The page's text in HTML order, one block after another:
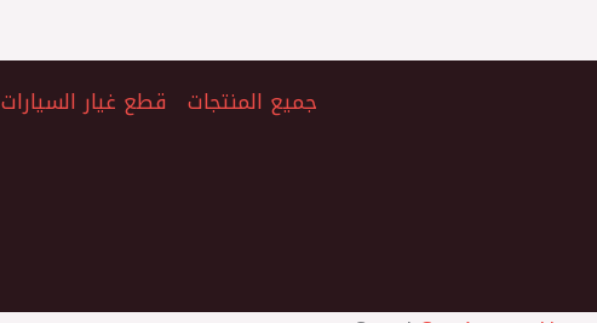
جميع المنتجات قطع غيار السيارات